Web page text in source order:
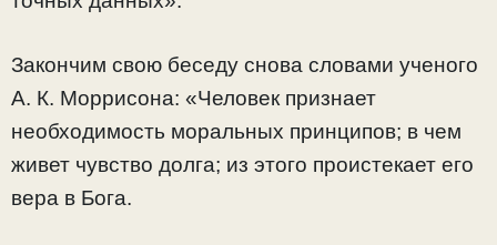
Закончим свою беседу снова словами ученого
А. К. Моррисона: «Человек признает
необходимость моральных принципов; в чем
живет чувство долга; из этого проистекает его
вера в Бога.